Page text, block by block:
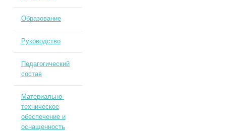
Образование
Руководство
Педагогический
состав
Материально-
техническое
обеспечение и
оснащенность